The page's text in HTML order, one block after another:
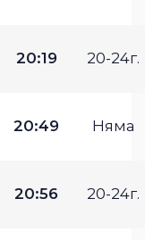
20:19 20-24г.
20:49 Няма
20:56 20-24г.